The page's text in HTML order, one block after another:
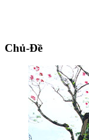
Chủ-Đề